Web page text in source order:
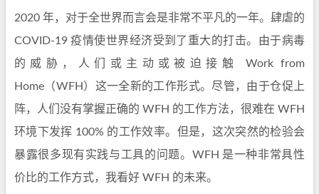
2020 年，对于全世界而言会是非常不平凡的一年。肆虐的
COVID-19 疫情使世界经济受到了重大的打击。由于病毒
的威胁，人们或主动或被迫接触 Work from
Home（WFH）这一全新的工作形式。尽管，由于仓促上
阵，人们没有掌握正确的 WFH 的工作方法，很难在 WFH
环境下发挥 100% 的工作效率。但是，这次突然的检验会
暴露很多现有实践与工具的问题。WFH 是一种非常具性
价比的工作方式，我看好 WFH 的未来。